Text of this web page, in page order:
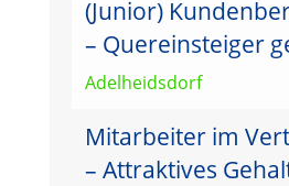
(Junior)
– Quereinsteiger
Adelheidsdorf
Mitarbeiter im
– Attraktives